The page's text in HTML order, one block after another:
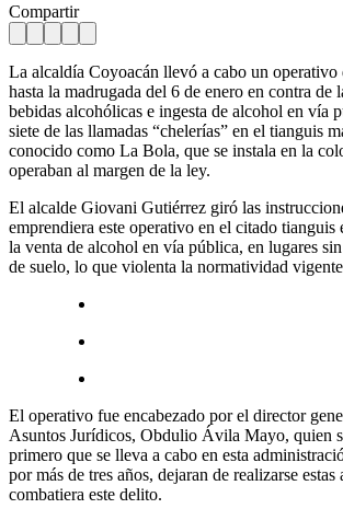
Compartir
La alcaldía Coyoacán llevó a cabo un operativo
hasta la madrugada del 6 de enero en contra de
bebidas alcohólicas e ingesta de alcohol en vía
siete de las llamadas “chelerías” en el tianguis
conocido como La Bola, que se instala en la
operaban al margen de la ley.
El alcalde Giovani Gutiérrez giró las
emprendiera este operativo en el citado tianguis
la venta de alcohol en vía pública, en lugares
de suelo, lo que violenta la normatividad
El operativo fue encabezado por el director
Asuntos Jurídicos, Obdulio Ávila Mayo, quien
primero que se lleva a cabo en esta
por más de tres años, dejaran de realizarse estas
combatiera este delito.